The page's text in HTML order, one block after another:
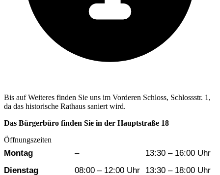
Bis auf Weiteres finden Sie uns im Vorderen Schloss, Schlossstr. 1,
da das historische Rathaus saniert wird.
Das Bürgerbüro finden Sie in der Hauptstraße 18
Öffnungszeiten
Wochentag Vormittag
Montag –
13:30 – 16:00 Uhr
Dienstag
08:00 – 12:00 Uhr 13:30 – 18:00 Uhr